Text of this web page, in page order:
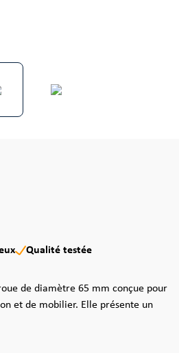
Qualité testée
de diamètre 65 mm conçue pour
et de mobilier. Elle présente un